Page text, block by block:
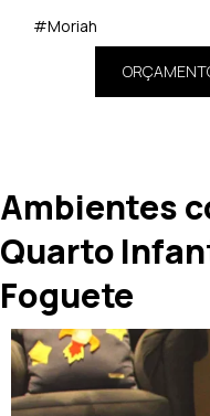
#Moriah
Ambientes
Quarto
Foguete